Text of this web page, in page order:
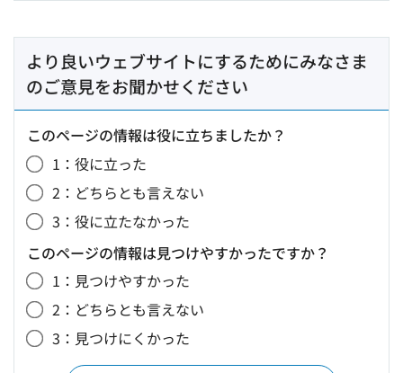
より良いウェブサイトにするためにみなさま
のご意見をお聞かせください
このページの情報は役に立ちましたか？
1：役に立った
2：どちらとも言えない
3：役に立たなかった
このページの情報は見つけやすかったですか？
1：見つけやすかった
2：どちらとも言えない
3：見つけにくかった